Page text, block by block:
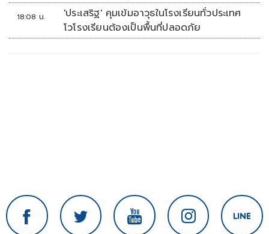
18:08 น.
'ประเสริฐ' คุมเข้มอาวุธในโรงเรียนทั่วประเทศ
โวโรงเรียนต้องเป็นพื้นที่ปลอดภัย